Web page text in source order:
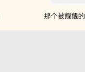
那个被觊觎